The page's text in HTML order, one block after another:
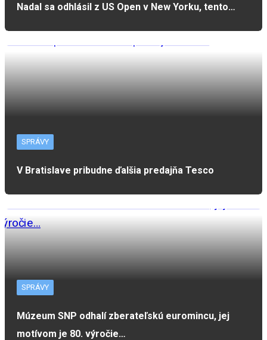
Nadal sa odhlásil z US Open v New Yorku, tento…
SPRÁVY
V Bratislave pribudne ďalšia predajňa Tesco
SPRÁVY
Múzeum SNP odhalí zberateľskú euromincu, jej
motívom je 80. výročie…